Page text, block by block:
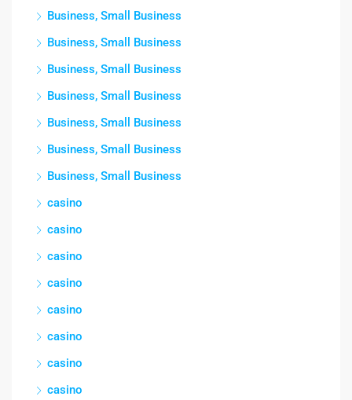
Business, Small Business
Business, Small Business
Business, Small Business
Business, Small Business
Business, Small Business
Business, Small Business
Business, Small Business
casino
casino
casino
casino
casino
casino
casino
casino